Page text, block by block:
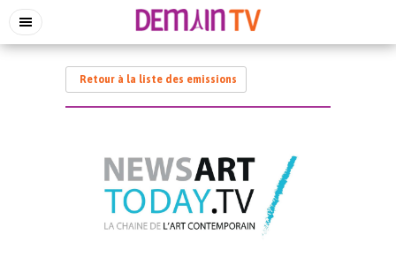
Retour à la liste des emissions